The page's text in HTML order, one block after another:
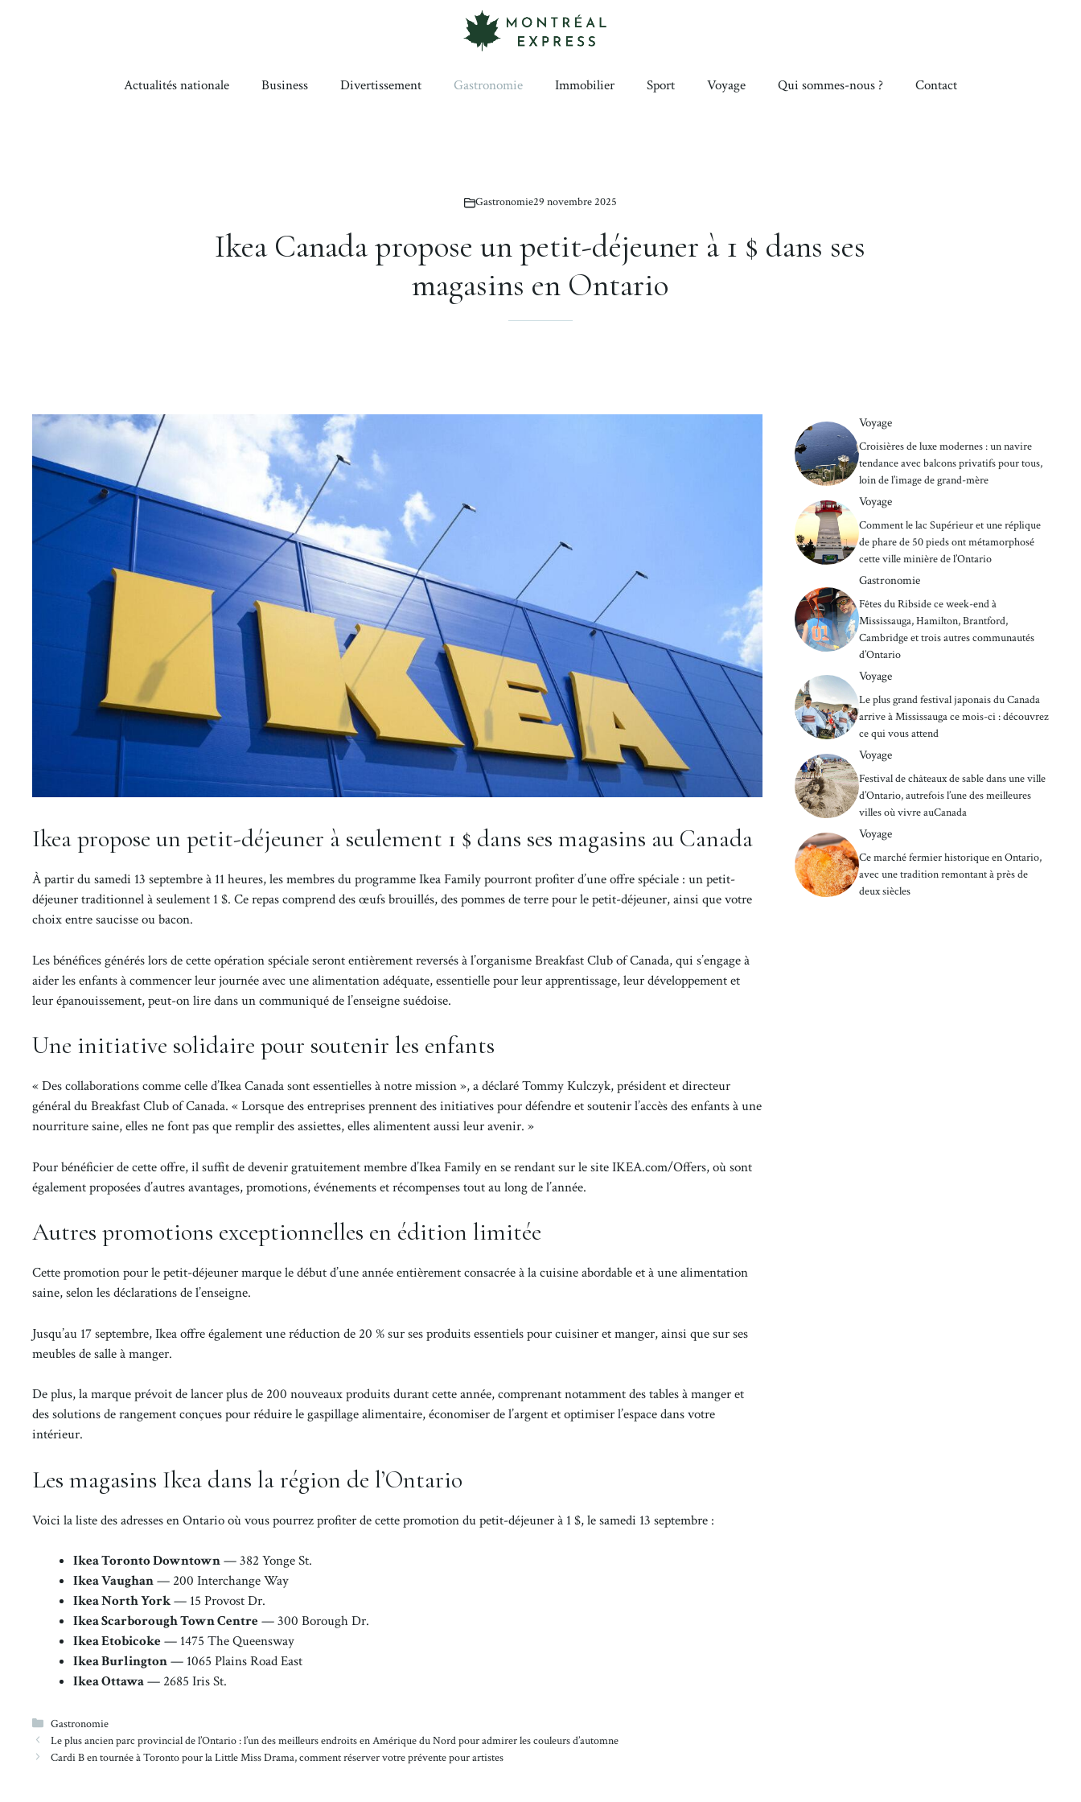
Actualités nationale Business Divertissement Gastronomie Immobilier Sport Voyage Qui sommes-nous ? Contact
Gastronomie29 novembre 2025
Ikea Canada propose un petit-déjeuner à 1 $ dans ses
magasins en Ontario
Ikea propose un petit-déjeuner à seulement 1 $ dans ses magasins au Canada
À partir du samedi 13 septembre à 11 heures, les membres du programme Ikea Family pourront profiter d’une offre spéciale : un petit-
déjeuner traditionnel à seulement 1 $. Ce repas comprend des œufs brouillés, des pommes de terre pour le petit-déjeuner, ainsi que votre
choix entre saucisse ou bacon.
Les bénéfices générés lors de cette opération spéciale seront entièrement reversés à l’organisme Breakfast Club of Canada, qui s’engage à
aider les enfants à commencer leur journée avec une alimentation adéquate, essentielle pour leur apprentissage, leur développement et
leur épanouissement, peut-on lire dans un communiqué de l’enseigne suédoise.
Une initiative solidaire pour soutenir les enfants
« Des collaborations comme celle d’Ikea Canada sont essentielles à notre mission », a déclaré Tommy Kulczyk, président et directeur
général du Breakfast Club of Canada. « Lorsque des entreprises prennent des initiatives pour défendre et soutenir l’accès des enfants à une
nourriture saine, elles ne font pas que remplir des assiettes, elles alimentent aussi leur avenir. »
Pour bénéficier de cette offre, il suffit de devenir gratuitement membre d’Ikea Family en se rendant sur le site IKEA.com/Offers, où sont
également proposées d’autres avantages, promotions, événements et récompenses tout au long de l’année.
Autres promotions exceptionnelles en édition limitée
Cette promotion pour le petit-déjeuner marque le début d’une année entièrement consacrée à la cuisine abordable et à une alimentation
saine, selon les déclarations de l’enseigne.
Jusqu’au 17 septembre, Ikea offre également une réduction de 20 % sur ses produits essentiels pour cuisiner et manger, ainsi que sur ses
meubles de salle à manger.
De plus, la marque prévoit de lancer plus de 200 nouveaux produits durant cette année, comprenant notamment des tables à manger et
des solutions de rangement conçues pour réduire le gaspillage alimentaire, économiser de l’argent et optimiser l’espace dans votre
intérieur.
Les magasins Ikea dans la région de l’Ontario
Voici la liste des adresses en Ontario où vous pourrez profiter de cette promotion du petit-déjeuner à 1 $, le samedi 13 septembre :
Ikea Toronto Downtown— 382 Yonge St.
Ikea Vaughan— 200 Interchange Way
Ikea North York— 15 Provost Dr.
Ikea Scarborough Town Centre— 300 Borough Dr.
Ikea Etobicoke— 1475 The Queensway
Ikea Burlington— 1065 Plains Road East
Ikea Ottawa— 2685 Iris St.
Catégories
Gastronomie
Le plus ancien parc provincial de l’Ontario : l’un des meilleurs endroits en Amérique du Nord pour admirer les couleurs d’automne
Cardi B en tournée à Toronto pour la Little Miss Drama, comment réserver votre prévente pour artistes
Voyage
Croisières de luxe modernes : un navire
tendance avec balcons privatifs pour tous,
loin de l’image de grand-mère
Voyage
Comment le lac Supérieur et une réplique
de phare de 50 pieds ont métamorphosé
cette ville minière de l’Ontario
Gastronomie
Fêtes du Ribside ce week-end à
Mississauga, Hamilton, Brantford,
Cambridge et trois autres communautés
d’Ontario
Voyage
Le plus grand festival japonais du Canada
arrive à Mississauga ce mois-ci : découvrez
ce qui vous attend
Voyage
Festival de châteaux de sable dans une ville
d’Ontario, autrefois l’une des meilleures
villes où vivre auCanada
Voyage
Ce marché fermier historique en Ontario,
avec une tradition remontant à près de
deux siècles